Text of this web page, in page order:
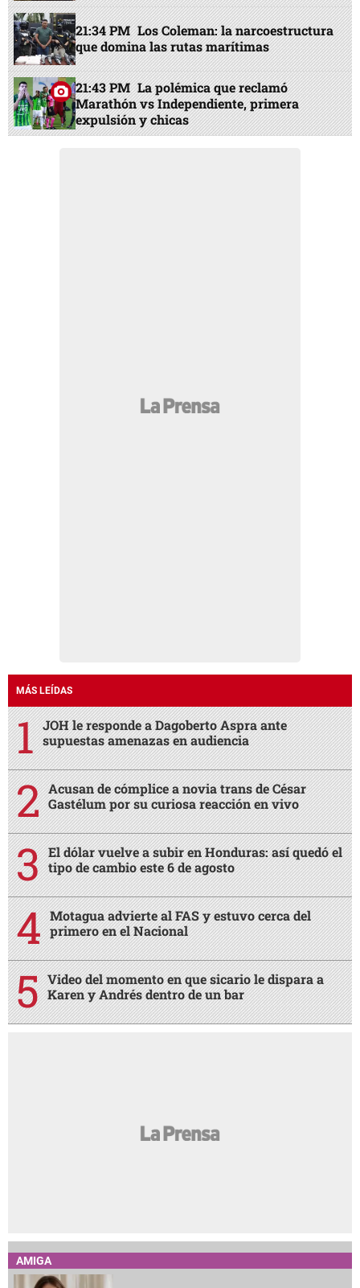
21:34 PM Los Coleman: la narcoestructura
que domina las rutas marítimas
21:43 PM La polémica que reclamó
Marathón vs Independiente, primera
expulsión y chicas
MÁS LEÍDAS
JOH le responde a Dagoberto Aspra ante
supuestas amenazas en audiencia
Acusan de cómplice a novia trans de César
Gastélum por su curiosa reacción en vivo
El dólar vuelve a subir en Honduras: así quedó el
tipo de cambio este 6 de agosto
Motagua advierte al FAS y estuvo cerca del
primero en el Nacional
Video del momento en que sicario le dispara a
Karen y Andrés dentro de un bar
AMIGA